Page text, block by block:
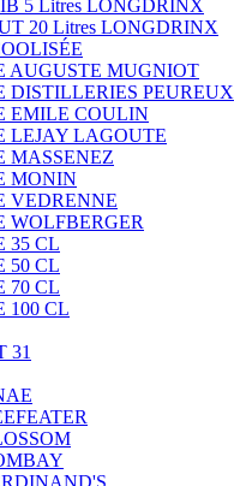
5 Litres LONGDRINX
20 Litres LONGDRINX
AUGUSTE MUGNIOT
DISTILLERIES PEUREUX
EMILE COULIN
LEJAY LAGOUTE
MASSENEZ
MONIN
VEDRENNE
WOLFBERGER
35 CL
50 CL
70 CL
100 CL
31